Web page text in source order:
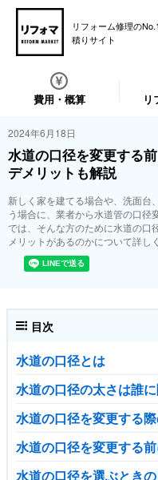
リフォーム修理の
積りサイト
費用・概算 リ
2024年6月18日
水道の口径を変更する
デメリットも解説
新しく家を建てる場合や、洗面台
う場合に、業者から水道管の口
では、そんな方のために水道の口
メリットがあるのかについて詳し
目次
水道の口径とは
水道の口径の太さは誰
水道の口径を変更する
水道の口径を変更する
水道の口径を選ぶとき